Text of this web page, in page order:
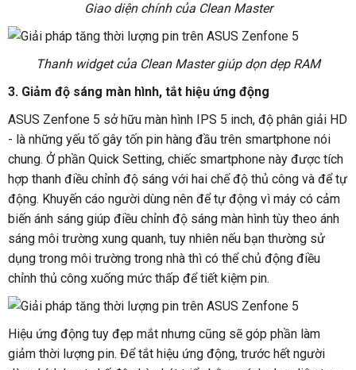
Giao diện chính của Clean Master
Thanh widget của Clean Master giúp dọn dẹp RAM
3. Giảm độ sáng màn hình, tắt hiệu ứng động
ASUS Zenfone 5 sở hữu màn hình IPS 5 inch, độ phân giải HD
- là những yếu tố gây tốn pin hàng đầu trên smartphone nói
chung. Ở phần Quick Setting, chiếc smartphone này được tích
hợp thanh điều chỉnh độ sáng với hai chế độ thủ công và để tự
động. Khuyến cáo người dùng nên để tự động vì máy có cảm
biến ánh sáng giúp điều chỉnh độ sáng màn hình tùy theo ánh
sáng môi trường xung quanh, tuy nhiên nếu bạn thường sử
dụng trong môi trường trong nhà thì có thể chủ động điều
chỉnh thủ công xuống mức thấp để tiết kiệm pin.
Hiệu ứng động tuy đẹp mắt nhưng cũng sẽ góp phần làm
giảm thời lượng pin. Để tắt hiệu ứng động, trước hết người